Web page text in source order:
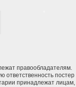
правообладателям.
постер
принадлежат лицам,